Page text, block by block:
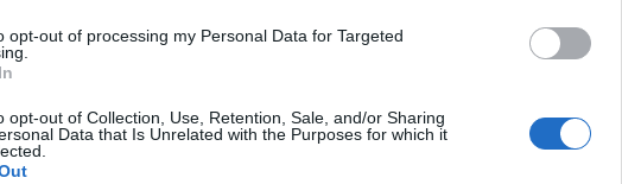
opt-out of processing my Personal Data for Targeted
opt-out of Collection, Use, Retention, Sale, and/or Sharing
Data that Is Unrelated with the Purposes for which it